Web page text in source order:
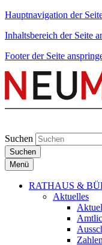
Hauptnavigation der
Inhaltsbereich der Seite
Footer der Seite
Suchen
Suchen
Menü
RATHAUS &
Aktuelles